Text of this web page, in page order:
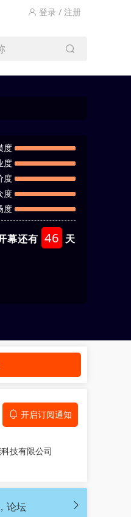
登录 / 注册
度
度
度
度
度
幕还有 46 天
开启订阅通知
技有限公司
论坛